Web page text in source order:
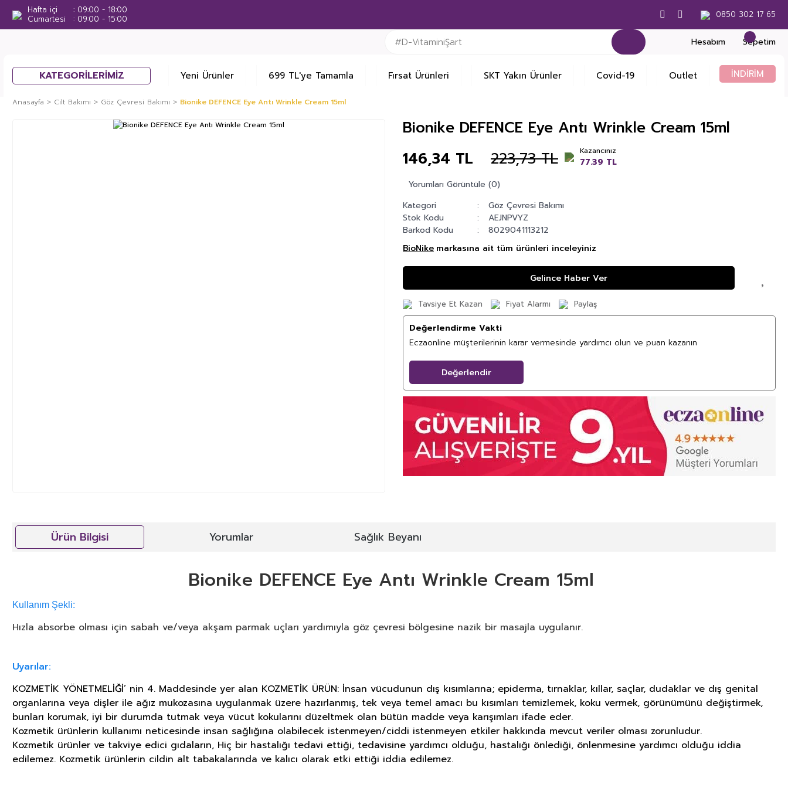
Hafta içi
09:00 - 18:00
Cumartesi
09:00 - 15:00 0850 302 17 65
Hesabım Sepetim
KATEGORİLERİMİZ Yeni Ürünler 699 TL'ye Tamamla Fırsat Ürünleri SKT Yakın Ürünler Covid-19 Outlet İNDİRİM
Anasayfa Cilt Bakımı Göz Çevresi Bakımı Bionike DEFENCE Eye Antı Wrinkle Cream 15ml
Bionike DEFENCE Eye Antı Wrinkle Cream 15ml
146,34 TL
223,73 TL Kazancınız
77.39 TL
Yorumları Görüntüle (0)
Kategori
Göz Çevresi Bakımı
Stok Kodu
AEJNPVYZ
Barkod Kodu
8029041113212
BioNike markasına ait tüm ürünleri inceleyiniz
Gelince Haber Ver
Tavsiye Et Kazan Fiyat Alarmı Paylaş
Değerlendirme Vakti
Eczaonline müşterilerinin karar vermesinde yardımcı olun ve puan kazanın
Değerlendir
Ürün Bilgisi Yorumlar Sağlık Beyanı
Bionike DEFENCE Eye Antı Wrinkle Cream 15ml
Kullanım Şekli:
Hızla absorbe olması için sabah ve/veya akşam parmak uçları yardımıyla göz çevresi bölgesine nazik bir masajla uygulanır.
Uyarılar:
KOZMETİK YÖNETMELİĞİ’ nin 4. Maddesinde yer alan KOZMETİK ÜRÜN: İnsan vücudunun dış kısımlarına; epiderma, tırnaklar, kıllar, saçlar, dudaklar ve dış genital
organlarına veya dişler ile ağız mukozasına uygulanmak üzere hazırlanmış, tek veya temel amacı bu kısımları temizlemek, koku vermek, görünümünü değiştirmek,
bunları korumak, iyi bir durumda tutmak veya vücut kokularını düzeltmek olan bütün madde veya karışımları ifade eder.
Kozmetik ürünlerin kullanımı neticesinde insan sağlığına olabilecek istenmeyen/ciddi istenmeyen etkiler hakkında mevcut veriler olması zorunludur.
Kozmetik ürünler ve takviye edici gıdaların, Hiç bir hastalığı tedavi ettiği, tedavisine yardımcı olduğu, hastalığı önlediği, önlenmesine yardımcı olduğu iddia
edilemez. Kozmetik ürünlerin cildin alt tabakalarında ve kalıcı olarak etki ettiği iddia edilemez.